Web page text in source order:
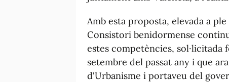
Amb esta proposta, elevada a
Consistori benidormense
estes competències,
setembre del passat any i que
d'Urbanisme i portaveu del